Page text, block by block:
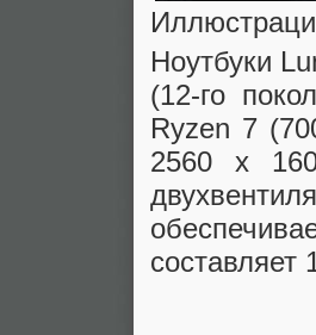
Ноутбуки
(12-го
Ryzen 7
2560 х
составляет